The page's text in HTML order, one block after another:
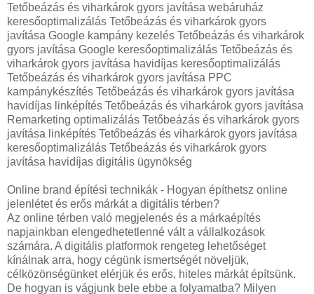
Tetőbeázás és viharkárok gyors javítása webáruház
keresőoptimalizálás Tetőbeázás és viharkárok gyors
javítása Google kampány kezelés Tetőbeázás és viharkárok
gyors javítása Google keresőoptimalizálás Tetőbeázás és
viharkárok gyors javítása havidíjas keresőoptimalizálás
Tetőbeázás és viharkárok gyors javítása PPC
kampánykészítés Tetőbeázás és viharkárok gyors javítása
havidíjas linképítés Tetőbeázás és viharkárok gyors javítása
Remarketing optimalizálás Tetőbeázás és viharkárok gyors
javítása linképítés Tetőbeázás és viharkárok gyors javítása
keresőoptimalizálás Tetőbeázás és viharkárok gyors
javítása havidíjas digitális ügynökség
Online brand építési technikák - Hogyan építhetsz online
jelenlétet és erős márkát a digitális térben?
Az online térben való megjelenés és a márkaépítés
napjainkban elengedhetetlenné vált a vállalkozások
számára. A digitális platformok rengeteg lehetőséget
kínálnak arra, hogy cégünk ismertségét növeljük,
célközönségünket elérjük és erős, hiteles márkát építsünk.
De hogyan is vágjunk bele ebbe a folyamatba? Milyen